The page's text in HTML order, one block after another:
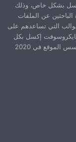
بشكل خاص، وذلك
عن الملفات
التي تساعدهم على
إكسل بكل
الموقع في 2020